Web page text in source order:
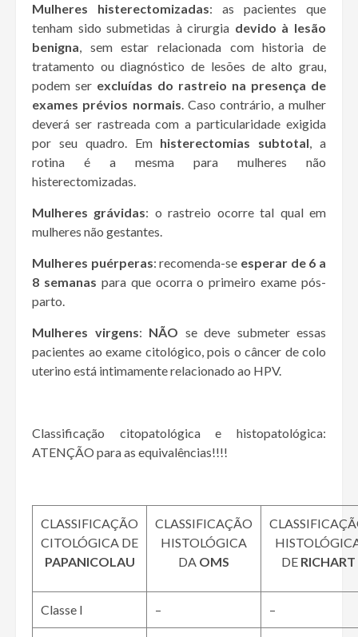
Mulheres histerectomizadas: as pacientes que
tenham sido submetidas à cirurgia devido à lesão
benigna, sem estar relacionada com historia de
tratamento ou diagnóstico de lesões de alto grau,
podem ser excluídas do rastreio na presença de
exames prévios normais. Caso contrário, a mulher
deverá ser rastreada com a particularidade exigida
por seu quadro. Em histerectomias subtotal, a
rotina é a mesma para mulheres não
histerectomizadas.
Mulheres grávidas: o rastreio ocorre tal qual em
mulheres não gestantes.
Mulheres puérperas: recomenda-se esperar de 6 a
8 semanas para que ocorra o primeiro exame pós-
parto.
Mulheres virgens: NÃO se deve submeter essas
pacientes ao exame citológico, pois o câncer de colo
uterino está intimamente relacionado ao HPV.
Classificação citopatológica e histopatológica:
ATENÇÃO para as equivalências!!!!
CLASSIFICAÇÃO
CITOLÓGICA DE
PAPANICOLAU
CLASSIFICAÇÃO
HISTOLÓGICA
DA OMS
DE RICHART
Classe I – –